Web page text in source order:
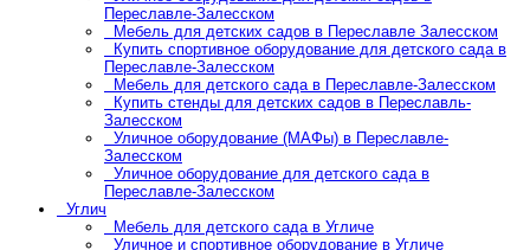
Переславле-Залесском
Мебель для детских садов в Переславле Залесском
Купить спортивное оборудование для детского сада в
Переславле-Залесском
Мебель для детского сада в Переславле-Залесском
Купить стенды для детских садов в Переславль-
Залесском
Уличное оборудование (МАФы) в Переславле-
Залесском
Уличное оборудование для детского сада в
Переславле-Залесском
Углич
Мебель для детского сада в Угличе
Уличное и спортивное оборудование в Угличе